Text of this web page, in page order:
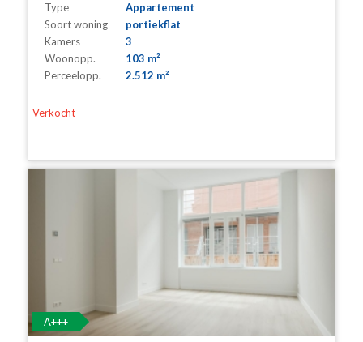
Type
Appartement
Soort woning
portiekflat
Kamers
3
Woonopp.
103 m²
Perceelopp.
2.512 m²
Verkocht
A+++